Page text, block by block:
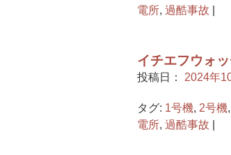
電所, 過酷事故
イチエフウォ
投稿日： 2024年
タグ: 1号機, 2号機,
電所, 過酷事故